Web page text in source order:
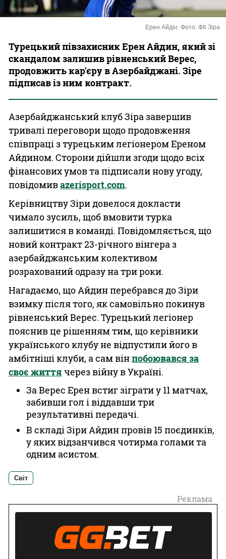
Ерен Айдін. Фото: ФК Зіра
Турецький півзахисник Ерен Айдин, який зі
скандалом залишив рівненський Верес,
продовжить кар'єру в Азербайджані. Зіре
підписав із ним контракт.
Азербайджанський клуб Зіра завершив
тривалі переговори щодо продовження
співпраці з турецьким легіонером Ереном
Айдином. Сторони дійшли згоди щодо всіх
фінансових умов та підписали нову угоду,
повідомивazerisport.com.
Керівництву Зіри довелося докласти
чимало зусиль, щоб вмовити турка
залишитися в команді. Повідомляється, що
новий контракт 23-річного вінгера з
азербайджанським колективом
розрахований одразу на три роки.
Нагадаємо, що Айдин перебрався до Зіри
взимку після того, як самовільно покинув
рівненський Верес. Турецький легіонер
пояснив це рішенням тим, що керівники
українського клубу не відпустили його в
амбітніші клуби, а сам вінпобоювався за
своє життя через війну в Україні.
За Верес Ерен встиг зіграти у 11 матчах,
забивши гол і віддавши три
результативні передачі.
В складі Зіри Айдин провів 15 поєдинків,
у яких відзанчився чотирма голами та
одним асистом.
Світ
Реклама